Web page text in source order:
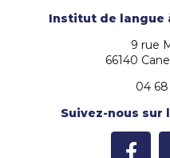
Institut de langue
9 rue
66140
04
Suivez-nous sur